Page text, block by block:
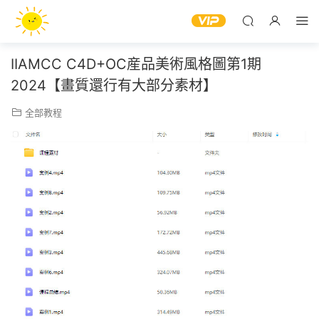
IIAMCC C4D+OC産品美術風格圖第1期
2024【畫質還行有大部分素材】
全部教程